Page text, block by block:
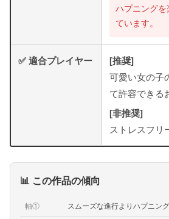
ハプニングを
ています。
✅ 適合プレイヤー
[推奨]
可愛い女の子
て許容できる
[非推奨]
ストレスフリ
📊 この作品の傾向
軸① スムーズな進行よりハプニン